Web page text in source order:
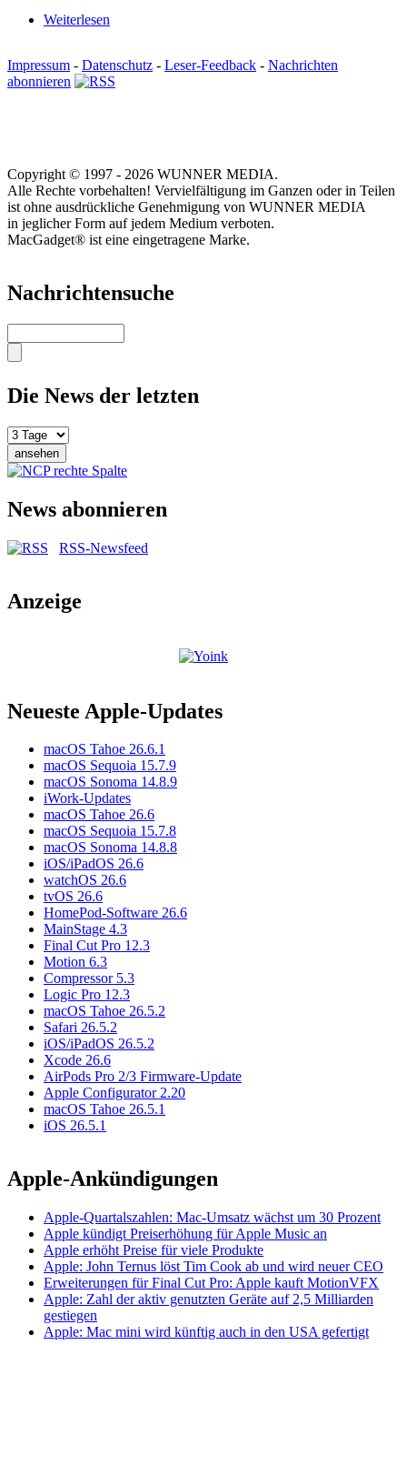
Weiterlesen
Impressum - Datenschutz - Leser-Feedback - Nachrichten
abonnieren
Copyright © 1997 - 2026 WUNNER MEDIA.
Alle Rechte vorbehalten! Vervielfältigung im Ganzen oder in Teilen
ist ohne ausdrückliche Genehmigung von WUNNER MEDIA
in jeglicher Form auf jedem Medium verboten.
MacGadget® ist eine eingetragene Marke.
Nachrichtensuche
Die News der letzten
News abonnieren
RSS-Newsfeed
Anzeige
Neueste Apple-Updates
macOS Tahoe 26.6.1
macOS Sequoia 15.7.9
macOS Sonoma 14.8.9
iWork-Updates
macOS Tahoe 26.6
macOS Sequoia 15.7.8
macOS Sonoma 14.8.8
iOS/iPadOS 26.6
watchOS 26.6
tvOS 26.6
HomePod-Software 26.6
MainStage 4.3
Final Cut Pro 12.3
Motion 6.3
Compressor 5.3
Logic Pro 12.3
macOS Tahoe 26.5.2
Safari 26.5.2
iOS/iPadOS 26.5.2
Xcode 26.6
AirPods Pro 2/3 Firmware-Update
Apple Configurator 2.20
macOS Tahoe 26.5.1
iOS 26.5.1
Apple-Ankündigungen
Apple-Quartalszahlen: Mac-Umsatz wächst um 30 Prozent
Apple kündigt Preiserhöhung für Apple Music an
Apple erhöht Preise für viele Produkte
Apple: John Ternus löst Tim Cook ab und wird neuer CEO
Erweiterungen für Final Cut Pro: Apple kauft MotionVFX
Apple: Zahl der aktiv genutzten Geräte auf 2,5 Milliarden
gestiegen
Apple: Mac mini wird künftig auch in den USA gefertigt